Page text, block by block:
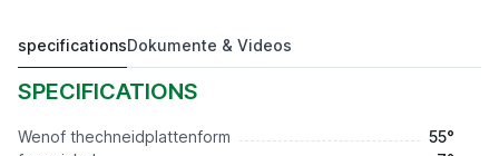
Drehwendeplatte DCMT11T308E-PC2 AP100S
6,55 €*
specificationsDokumente & Videos
SPECIFICATIONS
Wenof thechneidplattenform
55°